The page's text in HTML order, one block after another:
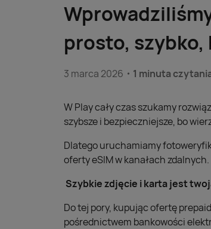
prosto,
3 marca 2026 1 minuta
W Play cały czas szukamy
szybsze i bezpieczniejsze, bo
Dlatego uruchamiamy
oferty eSIM w kanałach zdalnych.
Szybkie zdjęcie i karta jest
Do tej pory, kupując ofertę
pośrednictwem bankowości